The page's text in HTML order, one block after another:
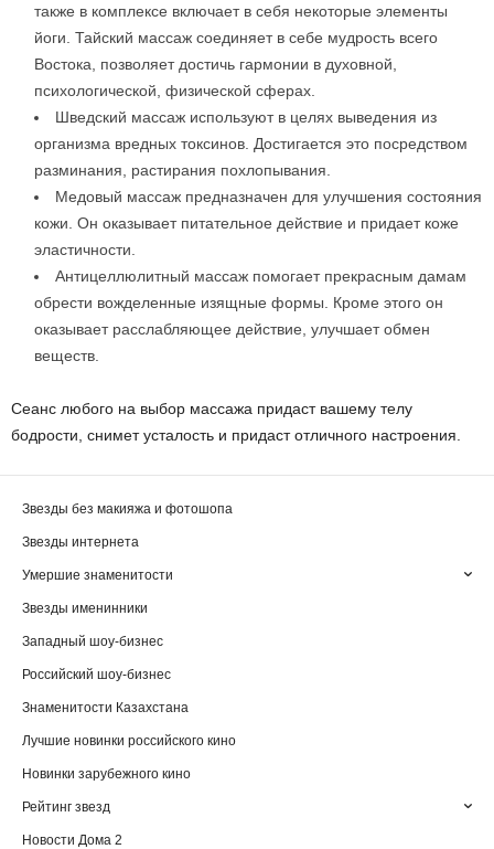
также в комплексе включает в себя некоторые элементы
йоги. Тайский массаж соединяет в себе мудрость всего
Востока, позволяет достичь гармонии в духовной,
психологической, физической сферах.
Шведский массаж используют в целях выведения из
организма вредных токсинов. Достигается это посредством
разминания, растирания похлопывания.
Медовый массаж предназначен для улучшения состояния
кожи. Он оказывает питательное действие и придает коже
эластичности.
Антицеллюлитный массаж помогает прекрасным дамам
обрести вожделенные изящные формы. Кроме этого он
оказывает расслабляющее действие, улучшает обмен
веществ.
Сеанс любого на выбор массажа придаст вашему телу
бодрости, снимет усталость и придаст отличного настроения.
Звезды без макияжа и фотошопа
Звезды интернета
Умершие знаменитости
Звезды именинники
Западный шоу-бизнес
Российский шоу-бизнес
Знаменитости Казахстана
Лучшие новинки российского кино
Новинки зарубежного кино
Рейтинг звезд
Новости Дома 2